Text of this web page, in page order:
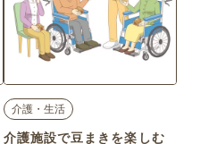
介護・生活
介護施設で豆まきを楽しむ